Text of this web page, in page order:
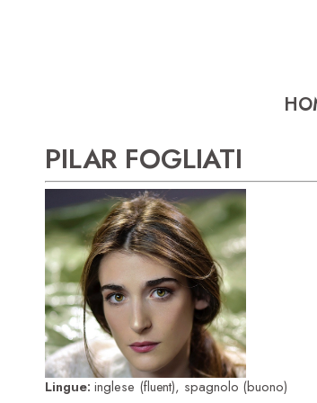
PILAR FOGLIATI
Lingue: inglese (fluent), spagnolo (buono)